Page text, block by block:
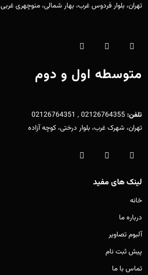
تهران، بلوار فردوس غرب، بهار شمالی، منوچهری غربی
متوسطه اول و دوم
تلفن: 02126764355 , 02126764351
تهران، شهرک غرب، بلوار درختی، کوچه آزاده
لینک های مفید
خانه
درباره ما
آلبوم تصاویر
پیش ثبت نام
تماس با ما